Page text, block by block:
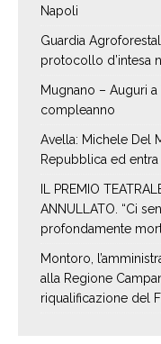
Napoli
Guardia
protocollo d’intesa
Mugnano – Auguri
compleanno
Avella: Michele Del
Repubblica ed
IL PREMIO
ANNULLATO. “Ci
profondamente
Montoro,
alla Regione
riqualificazione del